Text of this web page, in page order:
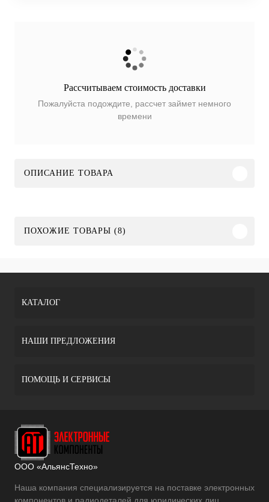
Рассчитываем стоимость доставки
Пожалуйста подождите, рассчет займет немного
времени
ОПИСАНИЕ ТОВАРА
ПОХОЖИЕ ТОВАРЫ (8)
КАТАЛОГ
НАШИ ПРЕДЛОЖЕНИЯ
ПОМОЩЬ И СЕРВИСЫ
ООО «АльянсТехно»
Наша компания специализируется на поставке электронных